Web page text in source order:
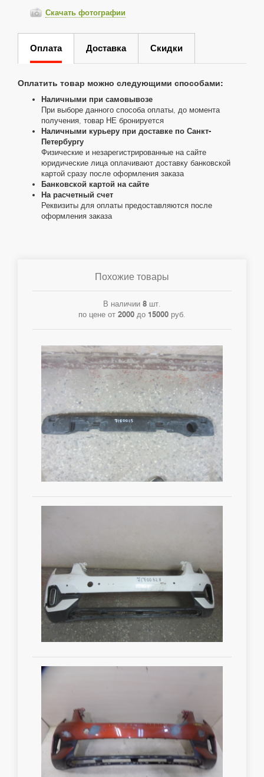
Скачать фотографии
Оплата Доставка Скидки
Оплатить товар можно следующими способами:
Наличными при самовывозе
При выборе данного способа оплаты, до момента
получения, товар НЕ бронируется
Наличными курьеру при доставке по Санкт-
Петербургу
Физические и незарегистрированные на сайте
юридические лица оплачивают доставку банковской
картой сразу после оформления заказа
Банковской картой на сайте
На расчетный счет
Реквизиты для оплаты предоставляются после
оформления заказа
Похожие товары
В наличии 8 шт.
по цене от 2000 до 15000 руб.